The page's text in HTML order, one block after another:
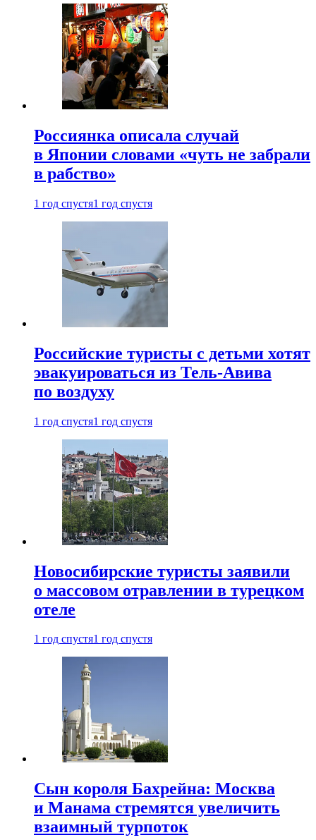
Россиянка описала случай
в Японии словами «чуть не забрали
в рабство»
1 год спустя1 год спустя
Российские туристы с детьми хотят
эвакуироваться из Тель-Авива
по воздуху
1 год спустя1 год спустя
Новосибирские туристы заявили
о массовом отравлении в турецком
отеле
1 год спустя1 год спустя
Сын короля Бахрейна: Москва
и Манама стремятся увеличить
взаимный турпоток